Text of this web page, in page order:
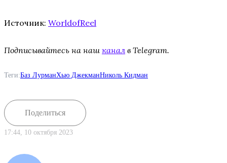
Источник: WorldofReel
Подписывайтесь на наш канал в Telegram.
Теги:Баз ЛурманХью ДжекманНиколь Кидман
Поделиться
17:44, 10 октября 2023